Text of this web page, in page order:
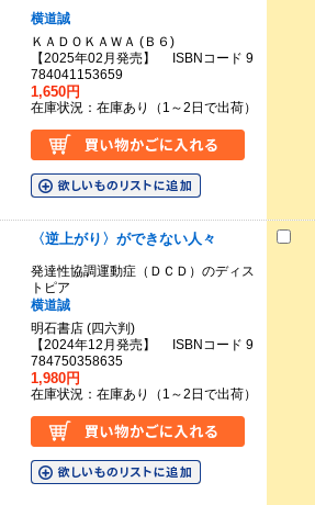
横道誠
ＫＡＤＯＫＡＷＡ (Ｂ６)
【2025年02月発売】 ISBNコード 9
784041153659
1,650円
在庫状況：在庫あり（1～2日で出荷）
〈逆上がり〉ができない人々
発達性協調運動症（ＤＣＤ）のディス
トピア
横道誠
明石書店 (四六判)
【2024年12月発売】 ISBNコード 9
784750358635
1,980円
在庫状況：在庫あり（1～2日で出荷）